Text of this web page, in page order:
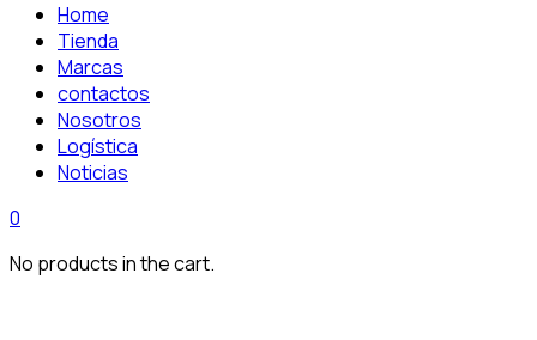
Home
Tienda
Marcas
contactos
Nosotros
Logística
Noticias
0
No products in the cart.